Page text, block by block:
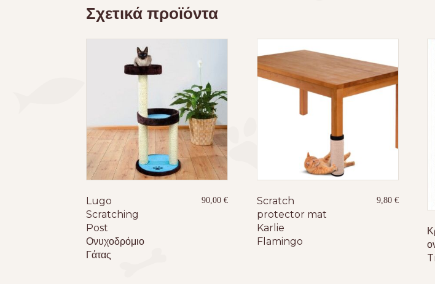
Σχετικά προϊόντα
Lugo
Scratching
Post
Ονυχοδρόμιο
Γάτας
90,00€
Scratch
protector mat
Karlie
Flamingo
9,80 €